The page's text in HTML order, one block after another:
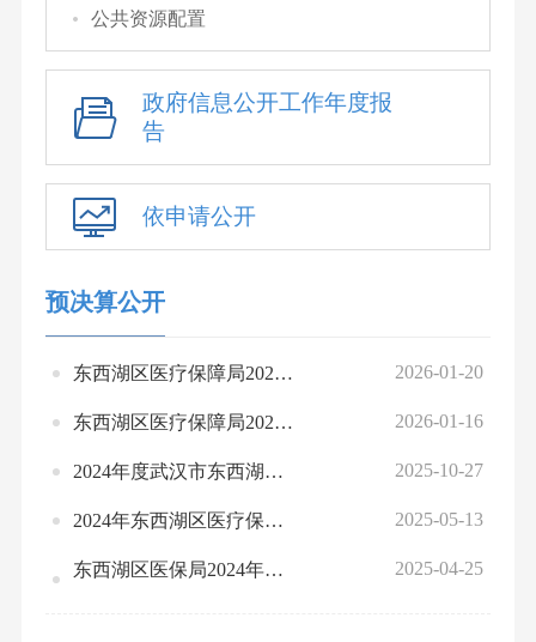
公共资源配置
政府信息公开工作年度报
告
依申请公开
预决算公开
东西湖区医疗保障局2026年部门预算信息公开 2026-01-20
东西湖区医疗保障局2025年1-12月份全区绩效运行监控情况统计表 2026-01-16
2024年度武汉市东西湖区医疗保障局部门决算公开 2025-10-27
2024年东西湖区医疗保险基金收支决算总表（决算） 2025-05-13
东西湖区医保局2024年部门整体、项目绩效自评情况表、汇总表 2025-04-25